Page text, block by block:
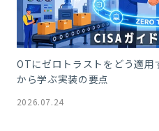
OTにゼロトラストをどう適用
から学ぶ実装の要点
2026.07.24